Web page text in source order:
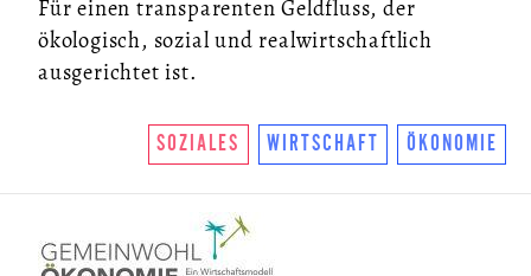
Für einen transparenten Geldfluss, der
ökologisch, sozial und realwirtschaftlich
ausgerichtet ist.
SOZIALES WIRTSCHAFT ÖKONOMIE